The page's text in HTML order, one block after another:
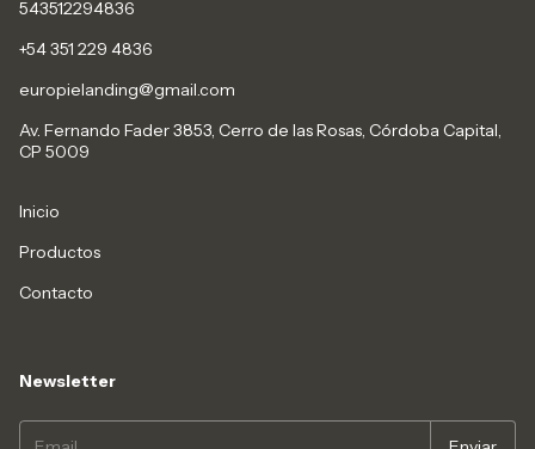
543512294836
+54 351 229 4836
europielanding@gmail.com
Av. Fernando Fader 3853, Cerro de las Rosas, Córdoba Capital,
CP 5009
Inicio
Productos
Contacto
Newsletter